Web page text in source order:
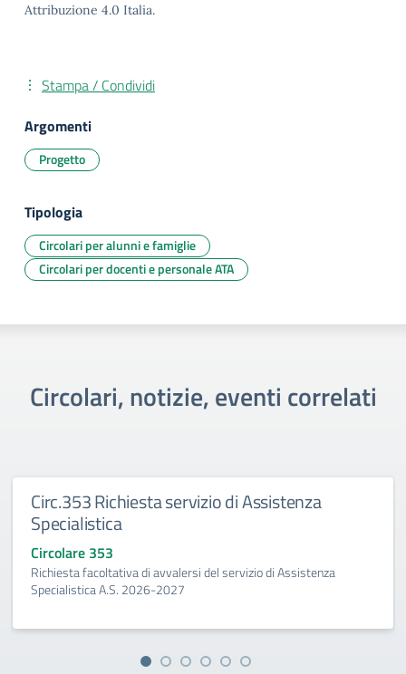
Attribuzione 4.0 Italia.
Stampa / Condividi
Argomenti
Progetto
Tipologia
Circolari per alunni e famiglie
Circolari per docenti e personale ATA
Circolari, notizie, eventi correlati
Circ.353 Richiesta servizio di Assistenza
Specialistica
Circolare 353
Richiesta facoltativa di avvalersi del servizio di Assistenza
Specialistica A.S. 2026-2027